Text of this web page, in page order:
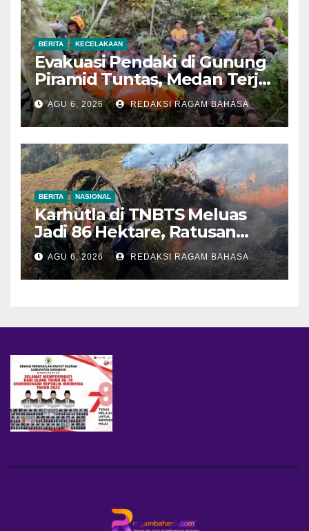
BERITA KECELAKAAN
Evakuasi Pendaki di Gunung
Piramid Tuntas, Medan Terjal
Jadi Tantangan Utama
AGU 6, 2026 REDAKSI RAGAM BAHASA
BERITA NASIONAL
Karhutla di TNBTS Meluas
Jadi 86 Hektare, Ratusan
Personel Berjibaku Cegah
Api Merembet
AGU 6, 2026 REDAKSI RAGAM BAHASA